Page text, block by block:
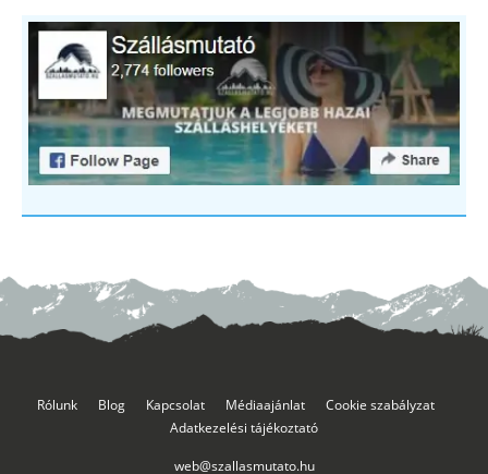
Rólunk Blog Kapcsolat Médiaajánlat
Cookie szabályzat
Adatkezelési tájékoztató
web@szallasmutato.hu